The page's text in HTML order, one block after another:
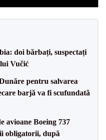
doi bărbați, suspectați
Vučić
pentru salvarea
barjă va fi scufundată
avioane Boeing 737
obligatorii, după